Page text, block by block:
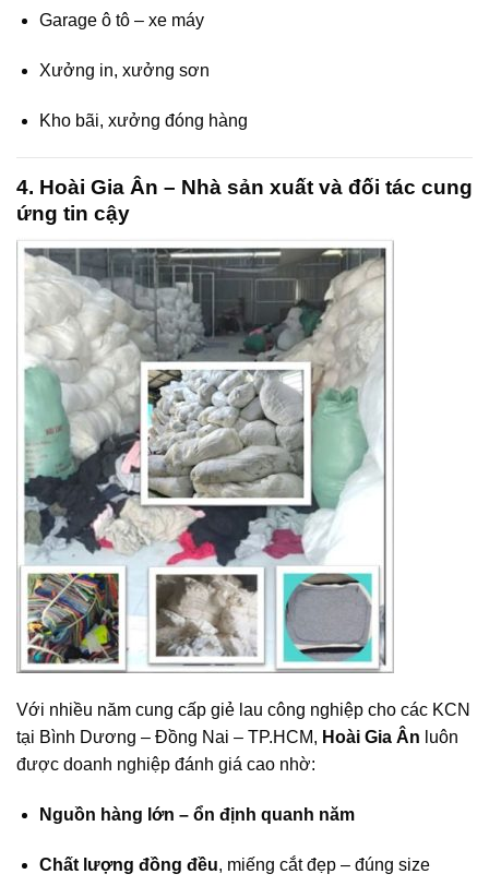
Garage ô tô – xe máy
Xưởng in, xưởng sơn
Kho bãi, xưởng đóng hàng
4. Hoài Gia Ân – Nhà sản xuất và đối tác cung
ứng tin cậy
Với nhiều năm cung cấp giẻ lau công nghiệp cho các KCN
tại Bình Dương – Đồng Nai – TP.HCM, Hoài Gia Ân luôn
được doanh nghiệp đánh giá cao nhờ:
Nguồn hàng lớn – ổn định quanh năm
Chất lượng đồng đều, miếng cắt đẹp – đúng size